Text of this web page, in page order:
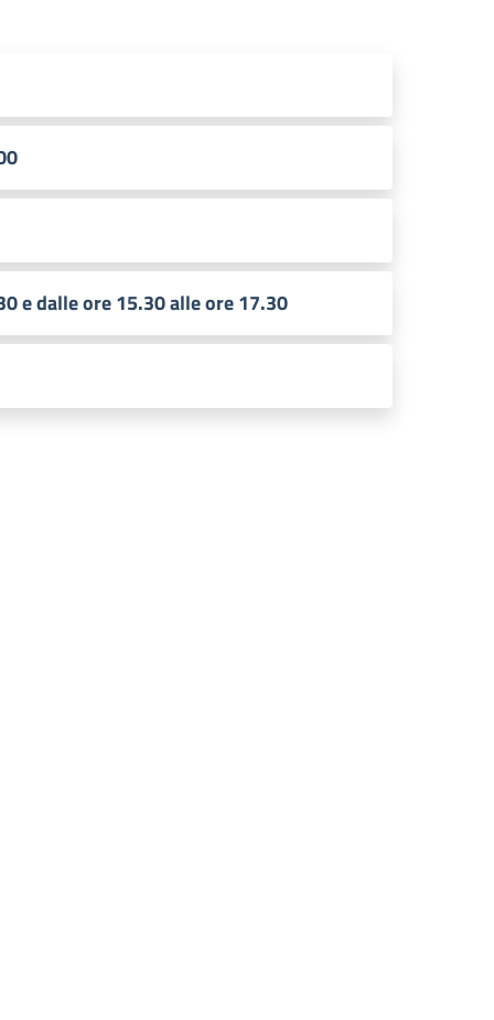
e dalle ore 15.30 alle ore 17.30